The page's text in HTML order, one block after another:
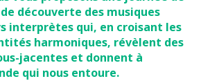
découverte des musiques
interprètes qui, en croisant les
harmoniques, révèlent des
jacentes et donnent à
qui nous entoure.